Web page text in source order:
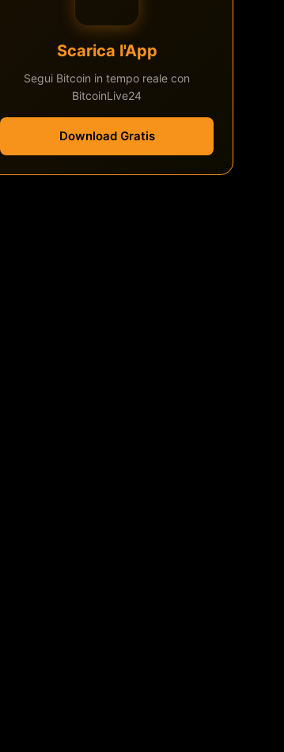
Scarica l'App
Segui Bitcoin in tempo reale con
BitcoinLive24
Download Gratis